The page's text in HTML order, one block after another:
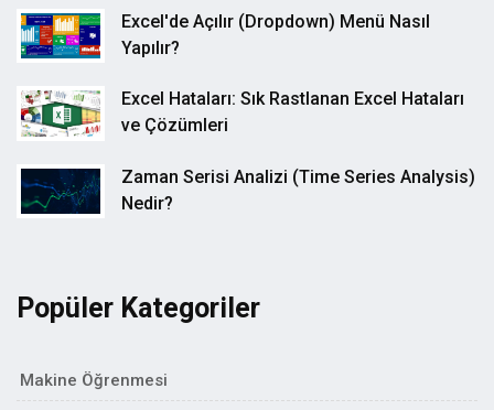
Excel'de Açılır (Dropdown) Menü Nasıl
Yapılır?
Excel Hataları: Sık Rastlanan Excel Hataları
ve Çözümleri
Zaman Serisi Analizi (Time Series Analysis)
Nedir?
Popüler Kategoriler
Makine Öğrenmesi